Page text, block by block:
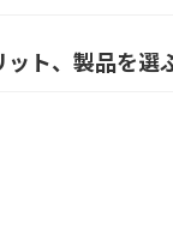
ト、製品を選